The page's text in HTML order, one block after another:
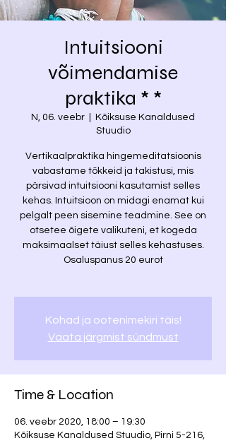
Intuitsiooni
võimendamise
praktika * *
N, 06. veebr
Kõiksuse Kanaldused
Stuudio
Vertikaalpraktika hingemeditatsioonis
vabastame tõkkeid ja takistusi, mis
pärsivad intuitsiooni kasutamist selles
kehas. Intuitsioon on midagi enamat kui
pelgalt peen sisemine teadmine. See on
otsetee õigete valikuteni, et kogeda
maksimaalset täiust selles kehastuses.
Osaluspanus 20 eurot
Kohad ja ootenimekiri täis!
Vaata järgmist sündmust
Time & Location
06. veebr 2020, 18:00 – 19:30
Kõiksuse Kanaldused Stuudio, Pirni 5-216,